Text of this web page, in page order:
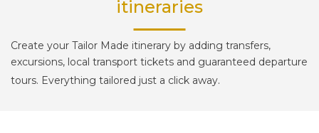
itineraries
Create your Tailor Made itinerary by adding transfers,
excursions, local transport tickets and guaranteed departure
tours. Everything tailored just a click away.